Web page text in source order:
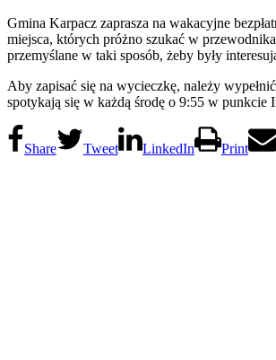
Gmina Karpacz zaprasza na wakacyjne
miejsca, których próżno szukać w
przemyślane w taki sposób, żeby były
Aby zapisać się na wycieczkę, należy
spotykają się w każdą środę o 9:55 w
Share Tweet LinkedIn Print